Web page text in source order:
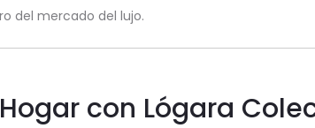
del mercado del lujo.
con Lógara